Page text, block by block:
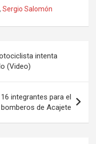
, Sergio Salomón
intenta
(Video)
integrantes para el
de Acajete